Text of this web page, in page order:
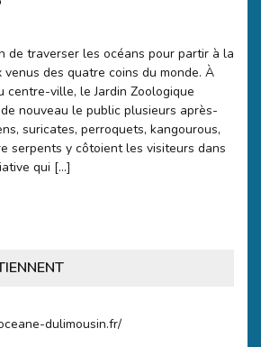
de traverser les océans pour partir à la
venus des quatre coins du monde. À
centre-ville, le Jardin Zoologique
nouveau le public plusieurs après-
suricates, perroquets, kangourous,
serpents y côtoient les visiteurs dans
qui […]